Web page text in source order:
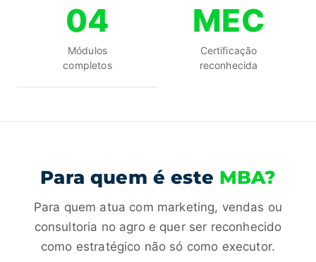
04
Módulos
completos
MEC
Certificação
reconhecida
Para quem é este MBA?
Para quem atua com marketing, vendas ou
consultoria no agro e quer ser reconhecido
como estratégico não só como executor.